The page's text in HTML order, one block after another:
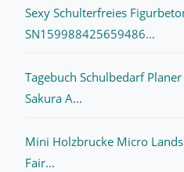
Sexy Schulterfreies
SN159988425659486...
Tagebuch Schulbedarf
Sakura A...
Mini Holzbrucke Micro
Fair...